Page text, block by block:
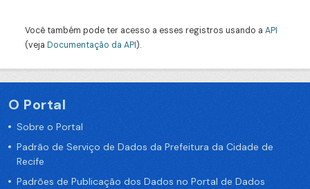
Você também pode ter acesso a esses registros usando a API
(veja Documentação da API).
O Portal
Sobre o Portal
Padrão de Serviço de Dados da Prefeitura da Cidade de
Recife
Padrões de Publicação dos Dados no Portal de Dados